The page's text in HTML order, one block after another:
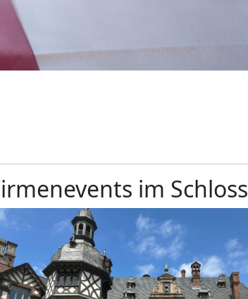
im Schloss